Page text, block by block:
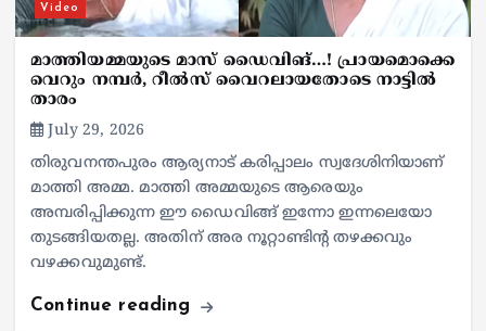
Video
മാത്തിയമ്മയുടെ മാസ് ഡൈവിങ്…! പ്രായമൊക്കെ
വെറും നമ്പർ, റീൽസ് വൈറലായതോടെ നാട്ടിൽ
താരം
July 29, 2026
തിരുവനന്തപുരം ആര്യനാട് കരിപ്പാലം സ്വദേശിനിയാണ്
മാത്തി അമ്മ. മാത്തി അമ്മയുടെ ആരെയും
അമ്പരിപ്പിക്കുന്ന ഈ ഡൈവിങ്ങ് ഇന്നോ ഇന്നലെയോ
തുടങ്ങിയതല്ല. അതിന് അര നൂറ്റാണ്ടിന്റ തഴക്കവും
വഴക്കവുമുണ്ട്.
Continue reading